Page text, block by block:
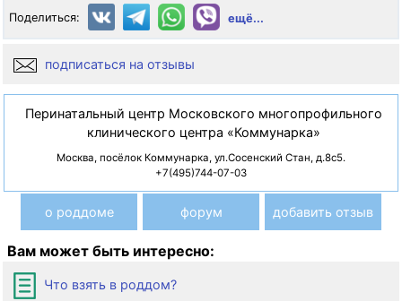
Поделиться: ещё...
подписаться на отзывы
Перинатальный центр Московского многопрофильного
клинического центра «Коммунарка»
Москва, посёлок Коммунарка, ул.Сосенский Стан, д.8с5.
+7(495)744-07-03
о роддоме форум добавить отзыв
Вам может быть интересно:
Что взять в роддом?